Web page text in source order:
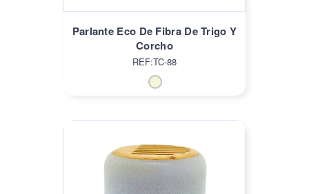
Parlante Eco De Fibra De Trigo Y
Corcho
REF:TC-88